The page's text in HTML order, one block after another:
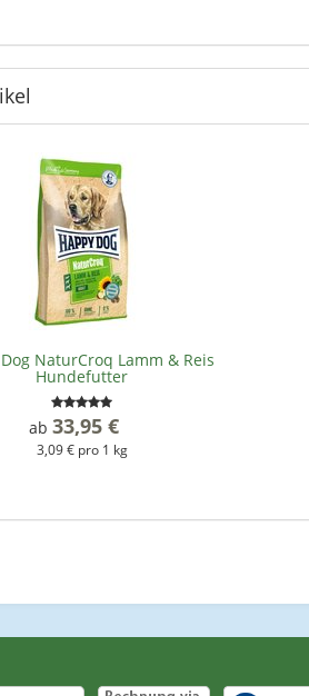
NaturCroq Lamm & Reis
Hundefutter
ab 33,95 €
3,09 € pro 1 kg